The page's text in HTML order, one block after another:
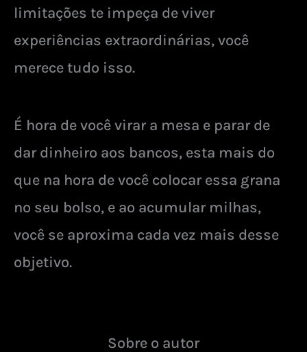
limitações te impeça de viver
experiências extraordinárias, você
merece tudo isso.
É hora de você virar a mesa e parar de
dar dinheiro aos bancos, esta mais do
que na hora de você colocar essa grana
no seu bolso, e ao acumular milhas,
você se aproxima cada vez mais desse
objetivo.
Sobre o autor